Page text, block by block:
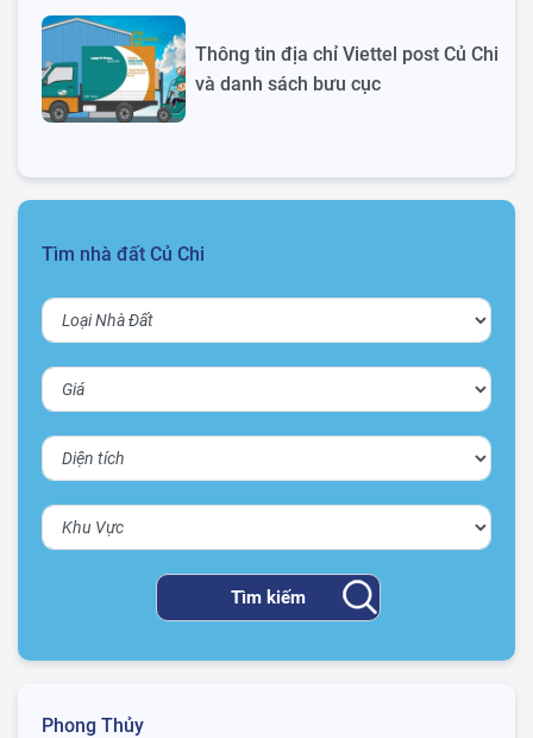
Thông tin địa chỉ Viettel post Củ Chi
và danh sách bưu cục
Tìm nhà đất Củ Chi
Phong Thủy